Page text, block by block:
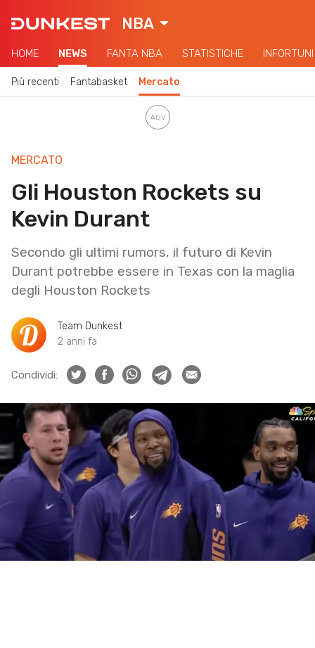
NBA
HOME NEWS FANTA NBA STATISTICHE INFORTUNI
Più recenti Fantabasket Mercato
MERCATO
Gli Houston Rockets su
Kevin Durant
Secondo gli ultimi rumors, il futuro di Kevin
Durant potrebbe essere in Texas con la maglia
degli Houston Rockets
Team Dunkest
2 anni fa
Condividi: